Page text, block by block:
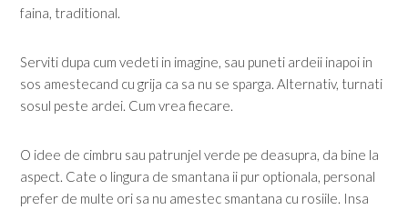
faina, traditional.
Serviti dupa cum vedeti in imagine, sau puneti ardeii inapoi in
sos amestecand cu grija ca sa nu se sparga. Alternativ, turnati
sosul peste ardei. Cum vrea fiecare.
O idee de cimbru sau patrunjel verde pe deasupra, da bine la
aspect. Cate o lingura de smantana ii pur optionala, personal
prefer de multe ori sa nu amestec smantana cu rosiile. Insa